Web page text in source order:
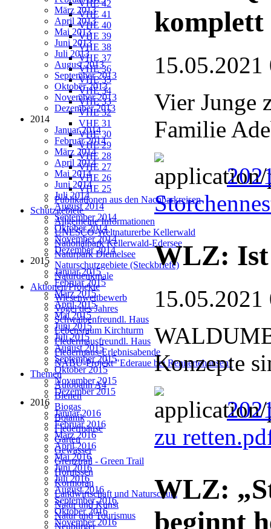
VHE 42
VHE 41
VHE 40
VHE 39
VHE 38
VHE 37
VHE 36
VHE 35
VHE 34
VHE 33
VHE 32
VHE 31
VHE 30
VHE 29
VHE 28
VHE 27
VHE 26
VHE 25
Publikationen aus den Nachbarkreisen
Schutzgebiete
Allgemeine Informationen
UNESCO-Weltnaturerbe Kellerwald
Nationalpark Kellerwald-Edersee
Naturpark Diemelsee
Naturschutzgebiete (Steckbriefe)
Naturdenkmale
Aktionen/Projekte
Wiesenwettbewerb
Vogel des Jahres
Schwalbenfreundl. Haus
Lebensraum Kirchturm
Fledermausfreundl. Haus
Fledermaus-Erlebnisabende
NABU-Projekt "Ederaue bei Rennertehausen"
Themen
Autobahn A4
Bienen
Biogas
Botanik
Fledermäuse
Garten
Gewässer
Grenztrail - Green Trail
Hornissen
Kormoran
Landwirtschaft und Naturschutz
Natur und Kunst
Natur und Tourismus
Neubürger
März 2013
April 2013
Mai 2013
Juni 2013
Juli 2013
August 2013
September 2013
Oktober 2013
November 2013
Dezember 2013
2014
Januar 2014
Februar 2014
März 2014
April 2014
Mai 2014
Juni 2014
Juli 2014
August 2014
September 2014
Oktober 2014
November 2014
Dezember 2014
2015
Januar 2015
Februar 2015
März 2015
April 2015
Mai 2015
Juni 2015
Juli 2015
August 2015
September 2015
Oktober 2015
November 2015
Dezember 2015
2016
Januar 2016
Februar 2016
März 2016
April 2016
Mai 2016
Juni 2016
Juli 2016
August 2016
September 2016
Oktober 2016
November 2016
komplett
15.05.2021
Vier Junge
Familie
WLZ: Ist
15.05.2021
Konzepte
zu
WLZ:
beginnt